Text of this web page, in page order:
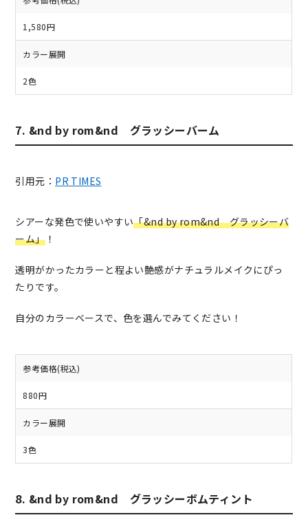
1,580円
カラー展開
2色
7. &nd by rom&nd グラッシーバーム
引用元： PR TIMES
シアーな発色で使いやすい「&nd by rom&nd グラッシーバ
ーム」！
透明がかったカラーと程よい艶感がナチュラルメイクにぴっ
たりです。
自分のカラーベースで、色を選んでみてください！
参考価格(税込)
880円
カラー展開
3色
8. &nd by rom&nd グラッシーボムティント